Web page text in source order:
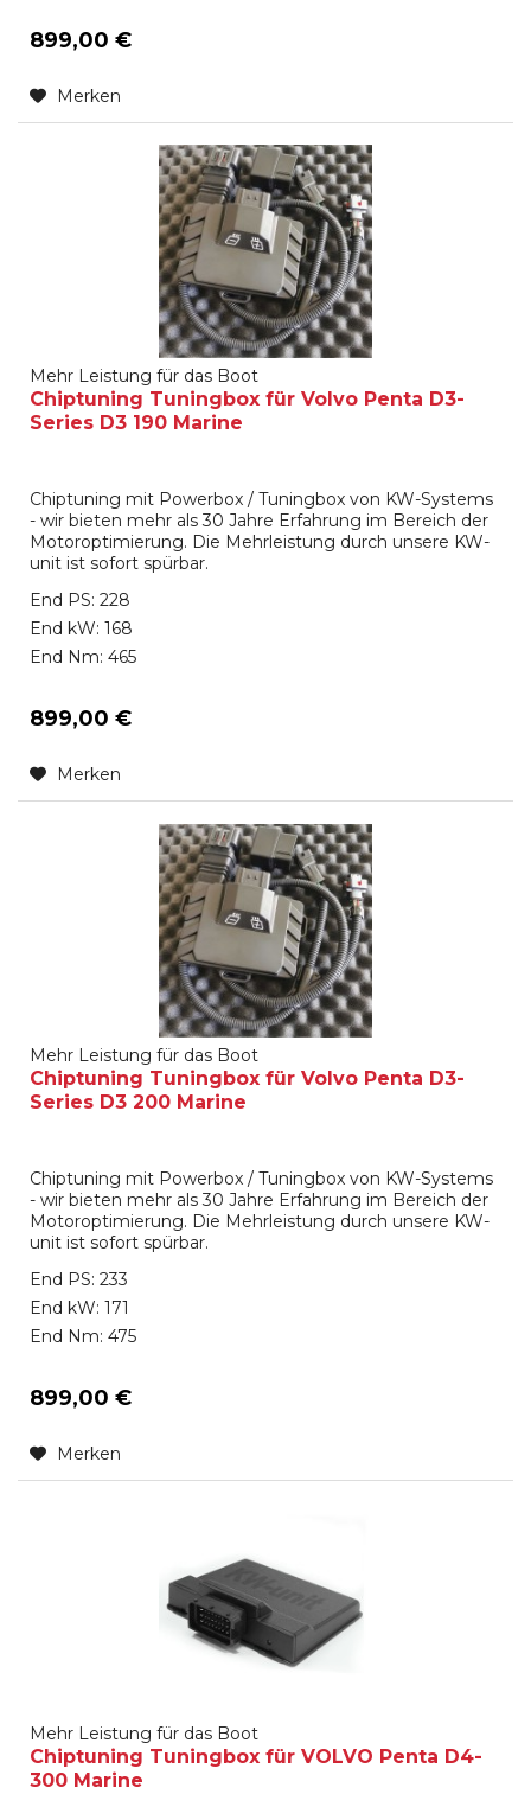
899,00 €
Merken
Mehr Leistung für das Boot
Chiptuning Tuningbox für Volvo Penta D3-
Series D3 190 Marine
Chiptuning mit Powerbox / Tuningbox von KW-Systems
- wir bieten mehr als 30 Jahre Erfahrung im Bereich der
Motoroptimierung. Die Mehrleistung durch unsere KW-
unit ist sofort spürbar.
End PS: 228
End kW: 168
End Nm: 465
899,00 €
Merken
Mehr Leistung für das Boot
Chiptuning Tuningbox für Volvo Penta D3-
Series D3 200 Marine
Chiptuning mit Powerbox / Tuningbox von KW-Systems
- wir bieten mehr als 30 Jahre Erfahrung im Bereich der
Motoroptimierung. Die Mehrleistung durch unsere KW-
unit ist sofort spürbar.
End PS: 233
End kW: 171
End Nm: 475
899,00 €
Merken
Mehr Leistung für das Boot
Chiptuning Tuningbox für VOLVO Penta D4-
300 Marine